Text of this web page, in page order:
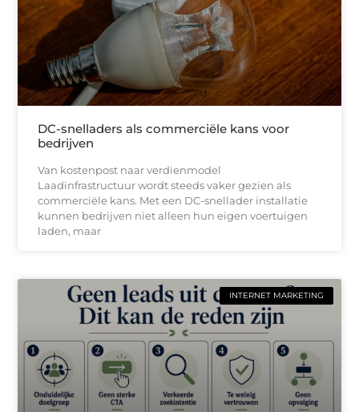
DC-snelladers als commerciële kans voor
bedrijven
Van kostenpost naar verdienmodel
Laadinfrastructuur wordt steeds vaker gezien als
commerciële kans. Met een DC-snellader installatie
kunnen bedrijven niet alleen hun eigen voertuigen
laden, maar
INTERNET MARKETING